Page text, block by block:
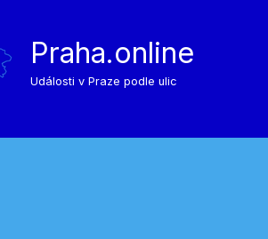
Praha.online
Události v Praze podle ulic